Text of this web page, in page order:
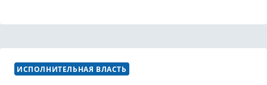
ИСПОЛНИТЕЛЬНАЯ ВЛАСТЬ